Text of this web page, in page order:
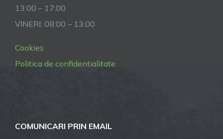
13:00 – 17:00
VINERI: 08:00 – 13:00
Cookies
Politica de confidentialitate
COMUNICARI PRIN EMAIL